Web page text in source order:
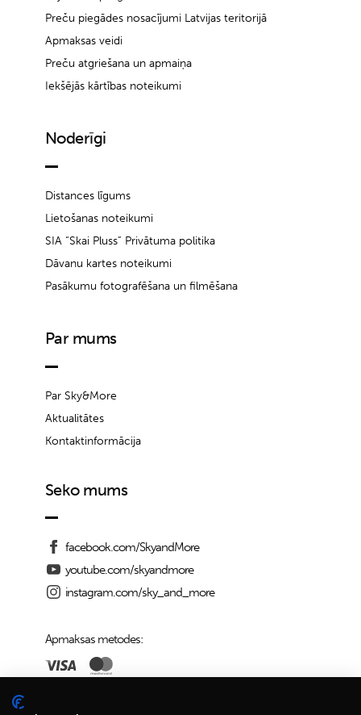
Preču piegādes nosacījumi Latvijas teritorijā
Apmaksas veidi
Preču atgriešana un apmaiņa
Iekšējās kārtības noteikumi
Noderīgi
Distances līgums
Lietošanas noteikumi
SIA “Skai Pluss” Privātuma politika
Dāvanu kartes noteikumi
Pasākumu fotografēšana un filmēšana
Par mums
Par Sky&More
Aktualitātes
Kontaktinformācija
Seko mums
facebook.com/SkyandMore
youtube.com/skyandmore
instagram.com/sky_and_more
Apmaksas metodes: